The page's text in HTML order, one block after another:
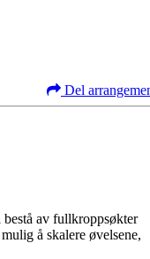
Del
av fullkroppsøkter
å skalere øvelsene,